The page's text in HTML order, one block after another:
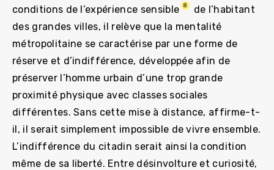
conditions de l’expérience sensible 8
de l’habitant
des grandes villes, il relève que la mentalité
métropolitaine se caractérise par une forme de
réserve et d’indifférence, développée afin de
préserver l’homme urbain d’une trop grande
proximité physique avec classes sociales
différentes. Sans cette mise à distance, affirme-t-
il, il serait simplement impossible de vivre ensemble.
L’indifférence du citadin serait ainsi la condition
même de sa liberté. Entre désinvolture et curiosité,